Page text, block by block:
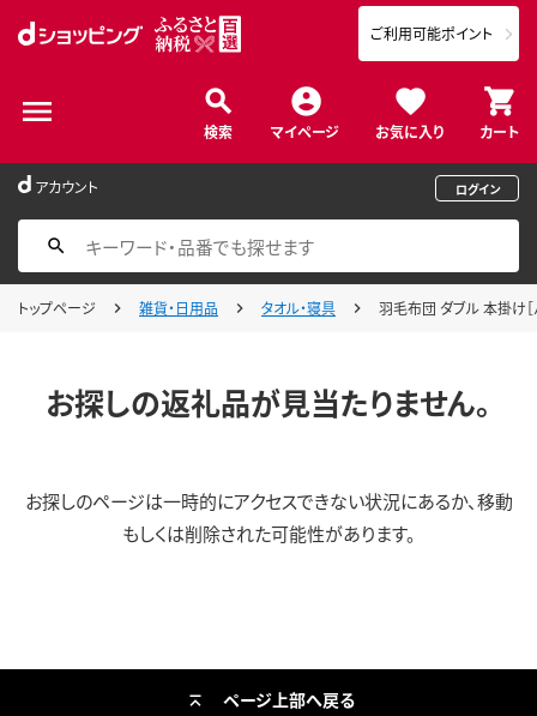
検索 マイページ お気に入り カート
ご利用可能ポイント
アカウント ログイン
トップページ 雑貨・日用品 タオル・寝具 羽毛布団 ダブル 本掛け
お探しの返礼品が見当たりません。
お探しのページは一時的にアクセスできない状況にあるか、移動
もしくは削除された可能性があります。
ページ上部へ戻る